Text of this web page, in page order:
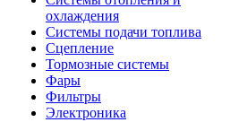
охлаждения
Системы подачи топлива
Сцепление
Тормозные системы
Фары
Фильтры
Электроника